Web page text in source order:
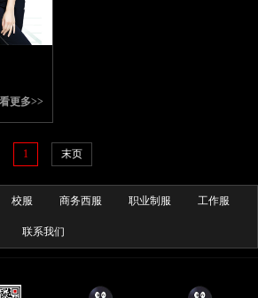
更多>>
1 末页
校服 商务西服 职业制服 工作服
联系我们